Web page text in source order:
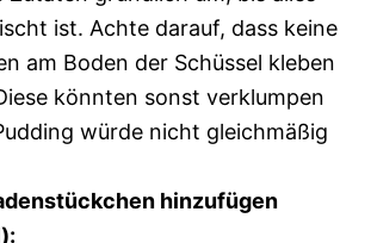
ist. Achte darauf, dass keine
am Boden der Schüssel kleben
könnten sonst verklumpen
würde nicht gleichmäßig
hinzufügen